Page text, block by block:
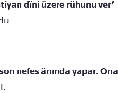
dîni üzere rûhunu ver’
nefes ânında yapar. Ona